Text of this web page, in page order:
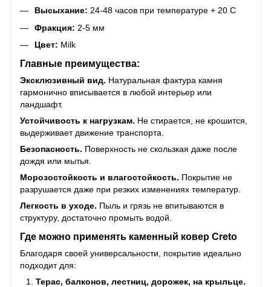
Высыхание: 24-48 часов при температуре + 20 С
Фракция: 2-5 мм
Цвет: Milk
Главные преимущества:
Эксклюзивный вид. Натуральная фактура камня
гармонично вписывается в любой интерьер или
ландшафт.
Устойчивость к нагрузкам. Не стирается, не крошится,
выдерживает движение транспорта.
Безопасность. Поверхность не скользкая даже после
дождя или мытья.
Морозостойкость и влагостойкость. Покрытие не
разрушается даже при резких изменениях температур.
Легкость в уходе. Пыль и грязь не впитываются в
структуру, достаточно промыть водой.
Где можно применять каменный ковер Creto
Благодаря своей универсальности, покрытие идеально
подходит для:
Терас, балконов, лестниц, дорожек, на крыльце.